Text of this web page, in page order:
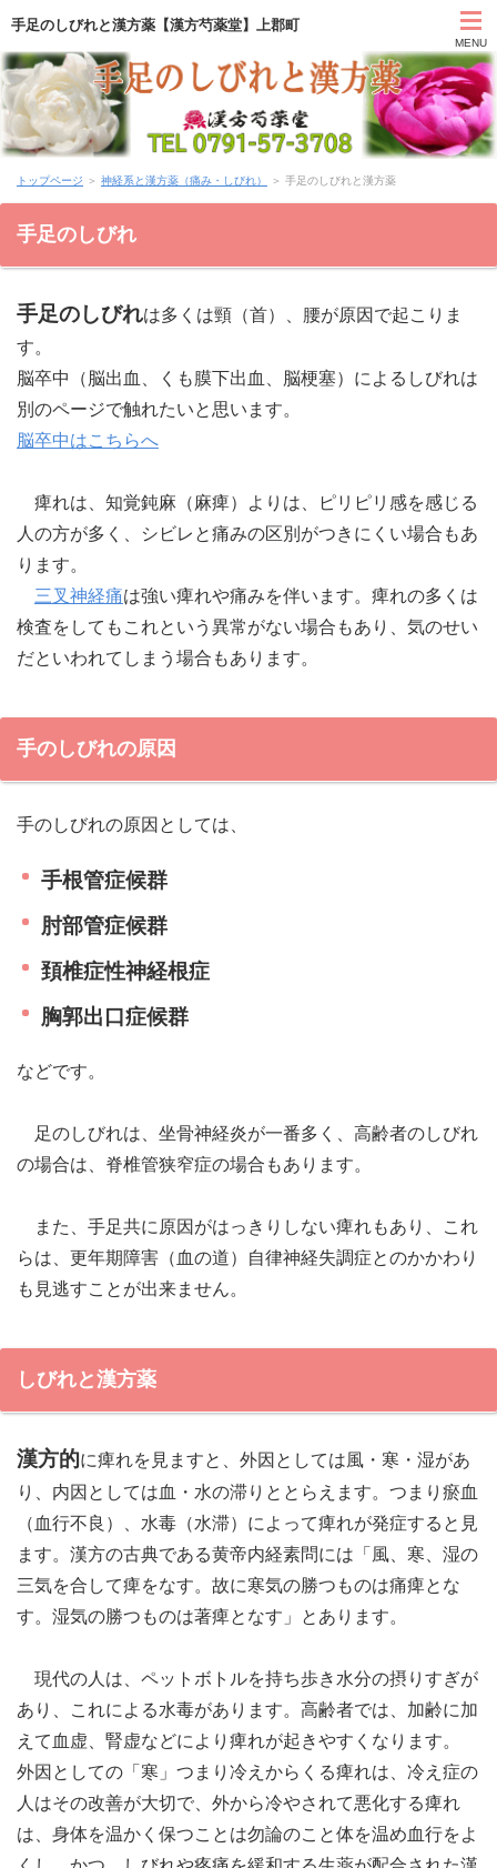
手足のしびれと漢方薬【漢方芍薬堂】上郡町
MENU
HOME
カウンセリング
アクセス
お問い合わせ
薬膳ブログ「日々塩梅」
トップページ ＞ 神経系と漢方薬（痛み・しびれ） ＞ 手足のしびれと漢方薬
手足のしびれ
手足のしびれは多くは頸（首）、腰が原因で起こりま
す。
脳卒中（脳出血、くも膜下出血、脳梗塞）によるしびれは
別のページで触れたいと思います。
脳卒中はこちらへ
痺れは、知覚鈍麻（麻痺）よりは、ピリピリ感を感じる
人の方が多く、シビレと痛みの区別がつきにくい場合もあ
ります。
三叉神経痛は強い痺れや痛みを伴います。痺れの多くは
検査をしてもこれという異常がない場合もあり、気のせい
だといわれてしまう場合もあります。
手のしびれの原因
手のしびれの原因としては、
手根管症候群
肘部管症候群
頚椎症性神経根症
胸郭出口症候群
などです。
足のしびれは、坐骨神経炎が一番多く、高齢者のしびれ
の場合は、脊椎管狭窄症の場合もあります。
また、手足共に原因がはっきりしない痺れもあり、これ
らは、更年期障害（血の道）自律神経失調症とのかかわり
も見逃すことが出来ません。
しびれと漢方薬
漢方的に痺れを見ますと、外因としては風・寒・湿があ
り、内因としては血・水の滞りととらえます。つまり瘀血
（血行不良）、水毒（水滞）によって痺れが発症すると見
ます。漢方の古典である黄帝内経素問には「風、寒、湿の
三気を合して痺をなす。故に寒気の勝つものは痛痺とな
す。湿気の勝つものは著痺となす」とあります。
現代の人は、ペットボトルを持ち歩き水分の摂りすぎが
あり、これによる水毒があります。高齢者では、加齢に加
えて血虚、腎虚などにより痺れが起きやすくなります。
外因としての「寒」つまり冷えからくる痺れは、冷え症の
人はその改善が大切で、外から冷やされて悪化する痺れ
は、身体を温かく保つことは勿論のこと体を温め血行をよ